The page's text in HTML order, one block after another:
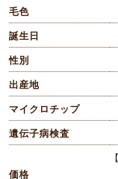
毛色
誕生日
性別
出産地
マイクロチップ
遺伝子病検査
価格